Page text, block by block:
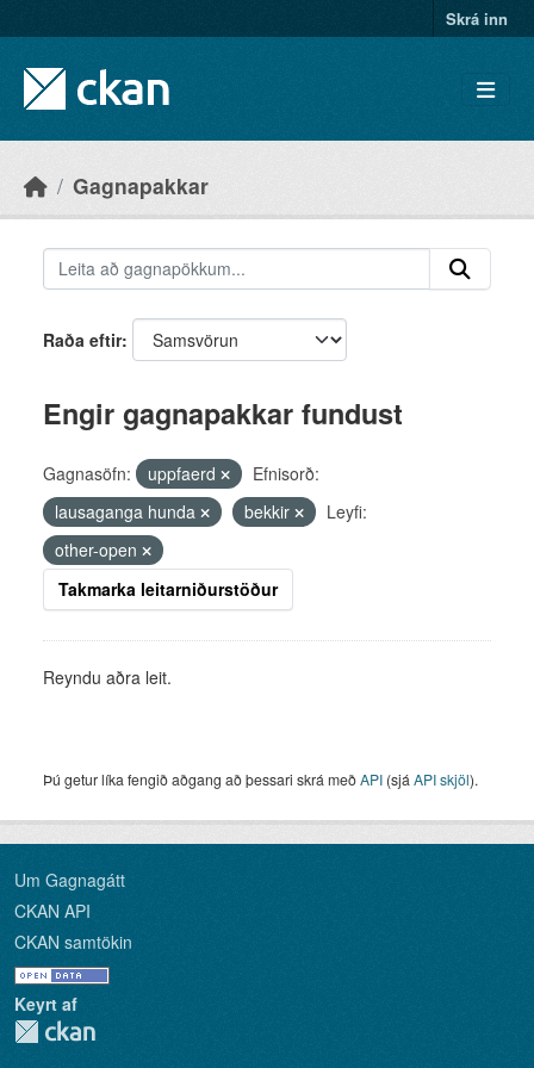
Skrá inn
Gagnapakkar
Raða eftir
Engir gagnapakkar fundust
Gagnasöfn: uppfaerd
Efnisorð:
lausaganga hunda
bekkir
Leyfi:
other-open
Takmarka leitarniðurstöður
Reyndu aðra leit.
Þú getur líka fengið aðgang að þessari skrá meðAPI (sjá API skjöl).
Um Gagnagátt
CKAN API
CKAN samtökin
Keyrt af